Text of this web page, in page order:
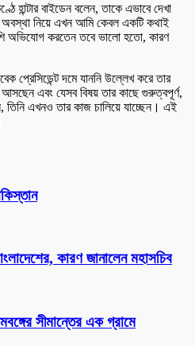
হান্টার বাইডেন বলেন, তাকে এভাবে দেখা
অবস্থা নিয়ে এখন আমি কেবল একটি কথাই
অভিযোগ করতেন তবে ভালো হতো, কারণ
প্রেসিডেন্ট দমে যাননি উল্লেখ করে তার
এবং যেসব বিষয় তার কাছে গুরুত্বপূর্ণ,
তিনি এখনও তার কাজ চালিয়ে যাচ্ছেন। এই
কারণ জানালেন মহাসচিব
সীমান্তের এক গ্রামে